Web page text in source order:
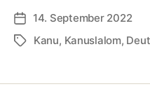
Veröffentlichungsdatum
14. September 2022
Schlagwörter
Kanu, Kanuslalom,